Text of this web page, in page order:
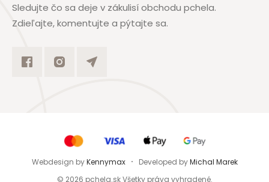
Sledujte čo sa deje v zákulisí obchodu pchela.
Zdieľajte, komentujte a pýtajte sa.
Webdesign by Kennymax Developed by Michal Marek
© 2026 pchela.sk Všetky práva vyhradené.